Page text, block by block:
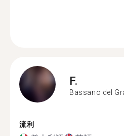
F.
Bassano del
流利